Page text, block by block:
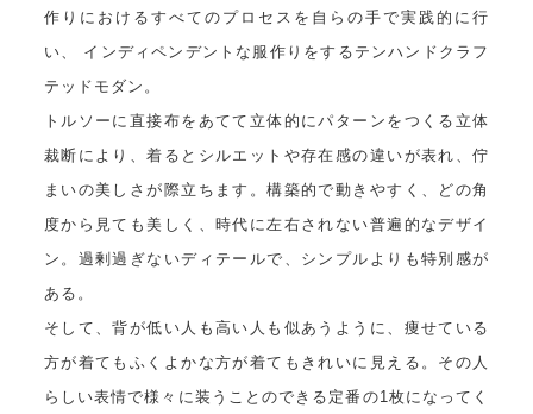
作りにおけるすべてのプロセスを自らの手で実践的に行
い、 インディペンデントな服作りをするテンハンドクラフ
テッドモダン。
トルソーに直接布をあてて立体的にパターンをつくる立体
裁断により、着るとシルエットや存在感の違いが表れ、佇
まいの美しさが際立ちます。構築的で動きやすく、どの角
度から見ても美しく、時代に左右されない普遍的なデザイ
ン。過剰過ぎないディテールで、シンプルよりも特別感が
ある。
そして、背が低い人も高い人も似あうように、痩せている
方が着てもふくよかな方が着てもきれいに見える。その人
らしい表情で様々に装うことのできる定番の1枚になってく